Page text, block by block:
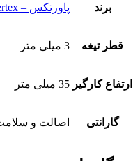
برند پاورتکس – Powertex
قطر تیغه 3 میلی متر
ارتفاع کارگیر 35 میلی متر
گارانتی اصالت و